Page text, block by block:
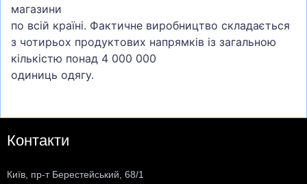
магазини
по всій країні. Фактичне виробництво складається
з чотирьох продуктових напрямків із загальною
кількістю понад 4 000 000
одиниць одягу.
Контакти
Київ, пр-т Берестейський, 68/1